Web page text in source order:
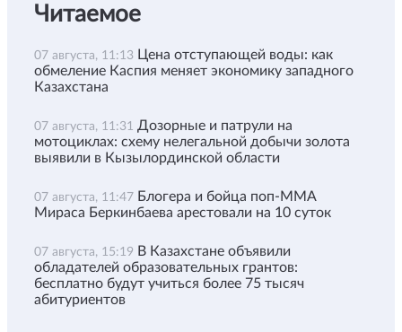
Читаемое
07 августа, 11:13 Цена отступающей воды: как
обмеление Каспия меняет экономику западного
Казахстана
07 августа, 11:31 Дозорные и патрули на
мотоциклах: схему нелегальной добычи золота
выявили в Кызылординской области
07 августа, 11:47 Блогера и бойца поп-ММА
Мираса Беркинбаева арестовали на 10 суток
07 августа, 15:19 В Казахстане объявили
обладателей образовательных грантов:
бесплатно будут учиться более 75 тысяч
абитуриентов